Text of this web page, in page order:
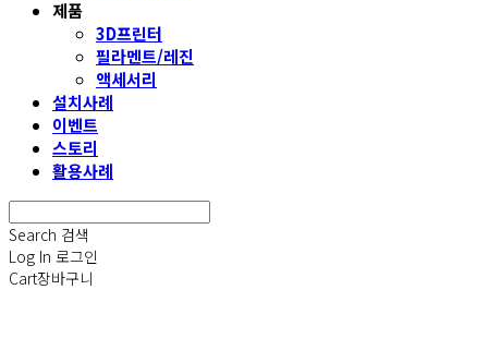
제품
3D프린터
필라멘트/레진
액세서리
설치사례
이벤트
스토리
활용사례
Search 검색
Log In 로그인
Cart장바구니